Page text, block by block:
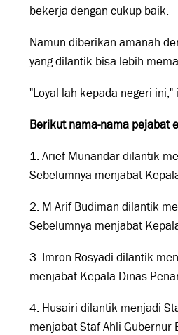
bekerja dengan cukup baik.
Namun diberikan amanah
yang dilantik bisa lebih
"Loyal lah kepada negeri ini,"
Berikut nama-nama pejabat
1. Arief Munandar dilantik
Sebelumnya menjabat
2. M Arif Budiman dilantik
Sebelumnya menjabat
3. Imron Rosyadi dilantik
menjabat Kepala Dinas
4. Husairi dilantik menjadi
menjabat Staf Ahli Gubernur